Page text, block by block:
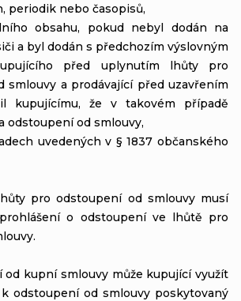
periodik nebo časopisů,
obsahu, pokud nebyl dodán na
a byl dodán s předchozím výslovným
před uplynutím lhůty pro
smlouvy a prodávající před uzavřením
kupujícímu, že v takovém případě
odstoupení od smlouvy,
uvedených v § 1837 občanského
pro odstoupení od smlouvy musí
o odstoupení ve lhůtě pro
od kupní smlouvy může kupující využít
odstoupení od smlouvy poskytovaný